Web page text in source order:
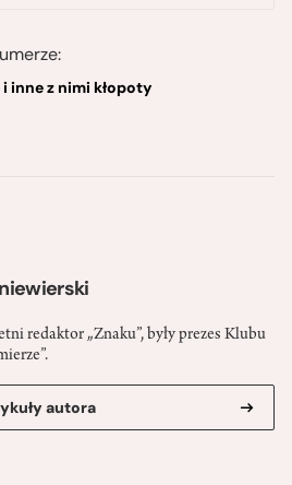
redaktor „Znaku”, były prezes Klubu
autora
inne z nimi kłopoty